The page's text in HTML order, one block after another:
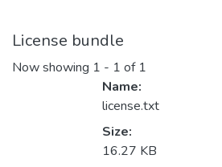
License bundle
Now showing 1 - 1 of 1
Name:
license.txt
Size:
16.27 KB